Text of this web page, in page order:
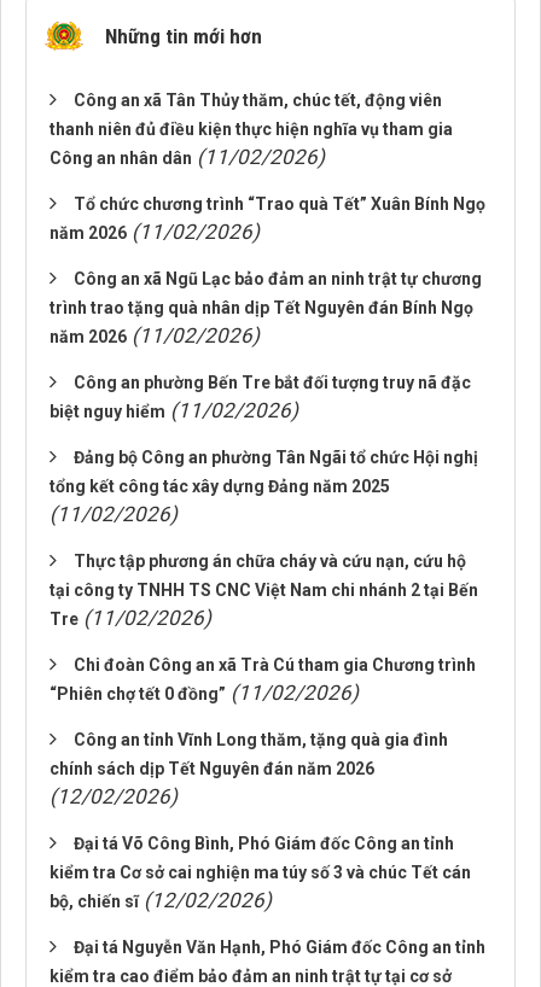
Những tin mới hơn
Công an xã Tân Thủy thăm, chúc tết, động viên
thanh niên đủ điều kiện thực hiện nghĩa vụ tham gia
Công an nhân dân (11/02/2026)
Tổ chức chương trình “Trao quà Tết” Xuân Bính Ngọ
năm 2026 (11/02/2026)
Công an xã Ngũ Lạc bảo đảm an ninh trật tự chương
trình trao tặng quà nhân dịp Tết Nguyên đán Bính Ngọ
năm 2026 (11/02/2026)
Công an phường Bến Tre bắt đối tượng truy nã đặc
biệt nguy hiểm (11/02/2026)
Đảng bộ Công an phường Tân Ngãi tổ chức Hội nghị
tổng kết công tác xây dựng Đảng năm 2025
(11/02/2026)
Thực tập phương án chữa cháy và cứu nạn, cứu hộ
tại công ty TNHH TS CNC Việt Nam chi nhánh 2 tại Bến
Tre (11/02/2026)
Chi đoàn Công an xã Trà Cú tham gia Chương trình
“Phiên chợ tết 0 đồng” (11/02/2026)
Công an tỉnh Vĩnh Long thăm, tặng quà gia đình
chính sách dịp Tết Nguyên đán năm 2026
(12/02/2026)
Đại tá Võ Công Bình, Phó Giám đốc Công an tỉnh
kiểm tra Cơ sở cai nghiện ma túy số 3 và chúc Tết cán
bộ, chiến sĩ (12/02/2026)
Đại tá Nguyễn Văn Hạnh, Phó Giám đốc Công an tỉnh
kiểm tra cao điểm bảo đảm an ninh trật tự tại cơ sở